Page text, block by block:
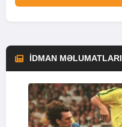
İDMAN MƏLUMATLARI